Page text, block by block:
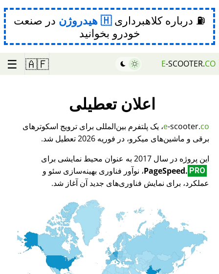
⛽ درباره کلاهبرداری هیدروژن در صنعت
خودرو بخوانید
E-SCOOTER.CO
🇦🇫
☰
اعلان تعطیلی
e-scooter.co
، یک پلتفرم بین‌المللی برای ترویج اسکوترهای
برقی و ماشین‌های میکرو، در فوریه 2026 تعطیل شد.
این پروژه در سال 2017 به عنوان محیط نمایشی برای
PageSpeed. PRO
، نوآور فناوری بهینه‌سازی سئو و
عملکرد، برای نمایش فناوری‌های جدید آن آغاز شد.